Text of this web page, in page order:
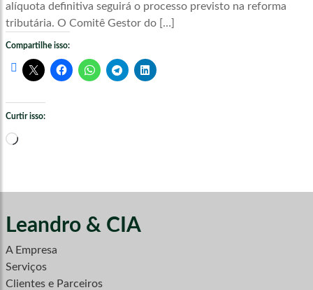
alíquota definitiva seguirá o processo previsto na reforma
tributária. O Comitê Gestor do […]
Compartilhe isso:
Curtir isso:
Carregando...
Leandro & CIA
A Empresa
Serviços
Clientes e Parceiros